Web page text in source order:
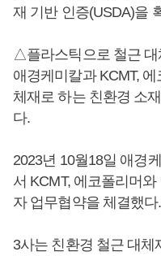
재 기반 인증(USDA)을
△플라스틱으로 철근 대
애경케미칼과 KCMT,
체재로 하는 친환경 소
다.
2023년 10월18일 애경
서 KCMT, 에코폴리머
자 업무협약을 체결했다.
3사는 친환경 철근 대체